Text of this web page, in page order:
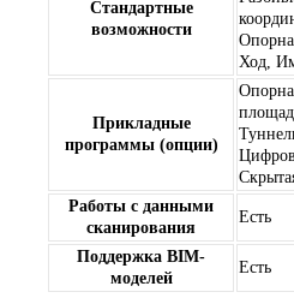
Стандартные
возможности
Ход,
Прикладные
программы (опции)
Работы c данными
сканирования
Есть
Поддержка BIM-
моделей
Есть